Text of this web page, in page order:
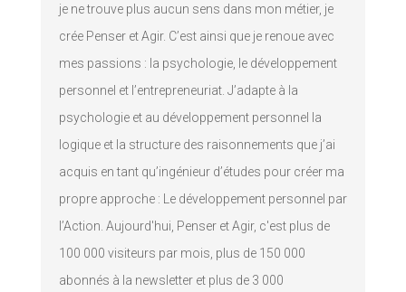
je ne trouve plus aucun sens dans mon métier, je
crée Penser et Agir. C’est ainsi que je renoue avec
mes passions : la psychologie, le développement
personnel et l’entrepreneuriat. J’adapte à la
psychologie et au développement personnel la
logique et la structure des raisonnements que j’ai
acquis en tant qu’ingénieur d’études pour créer ma
propre approche : Le développement personnel par
l’Action. Aujourd'hui, Penser et Agir, c'est plus de
100 000 visiteurs par mois, plus de 150 000
abonnés à la newsletter et plus de 3 000